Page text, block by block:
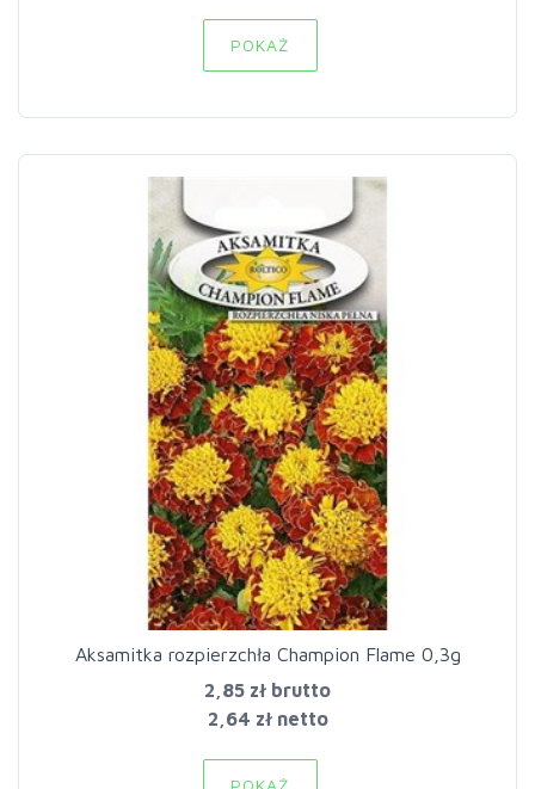
POKAŻ
Aksamitka rozpierzchła Champion Flame 0,3g
2,85 zł brutto
2,64 zł netto
POKAŻ